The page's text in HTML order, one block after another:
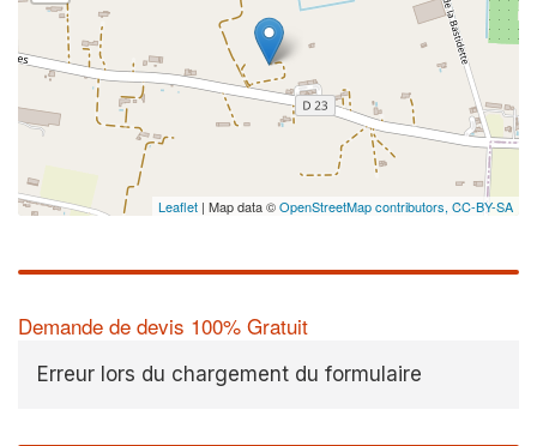
Leaflet | Map data ©OpenStreetMap contributors, CC-BY-SA
Demande de devis 100% Gratuit
Erreur lors du chargement du formulaire